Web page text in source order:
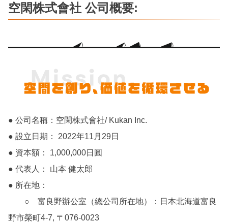
空閑株式會社 公司概要:
● 公司名稱：空閑株式會社/ Kukan Inc.
● 設立日期： 2022年11月29日
● 資本額：
1,000,000日圓
● 代表人： 山本 健太郎
● 所在地：
○ 富良野辦公室（總公司所在地）：日本北海道富良
野市榮町4-7, 〒076-0023